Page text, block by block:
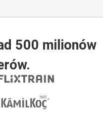
500 milionów